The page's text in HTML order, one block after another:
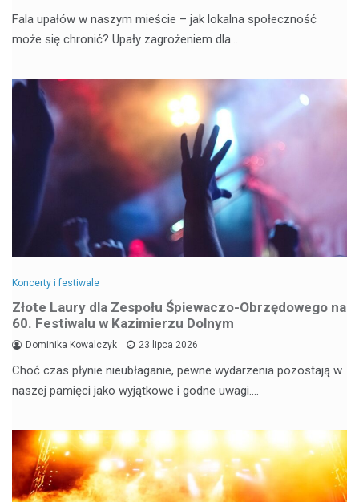
Fala upałów w naszym mieście – jak lokalna społeczność
może się chronić? Upały zagrożeniem dla…
Koncerty i festiwale
Złote Laury dla Zespołu Śpiewaczo-Obrzędowego na
60. Festiwalu w Kazimierzu Dolnym
Dominika Kowalczyk 23 lipca 2026
Choć czas płynie nieubłaganie, pewne wydarzenia pozostają w
naszej pamięci jako wyjątkowe i godne uwagi.…